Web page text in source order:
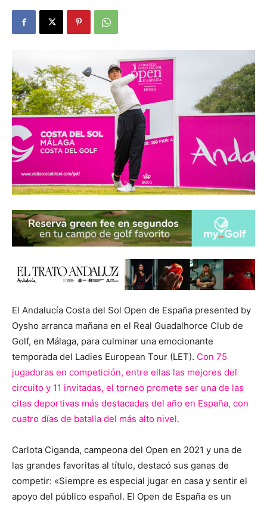
El Andalucía Costa del Sol Open de España presented by
Oysho arranca mañana en el Real Guadalhorce Club de
Golf, en Málaga, para culminar una emocionante
temporada del Ladies European Tour (LET). Con 75
jugadoras en competición, entre ellas las mejores del
circuito y 11 invitadas, el torneo promete ser una de las
citas deportivas más destacadas del año en España, con
cuatro días de batalla del más alto nivel.
Carlota Ciganda, campeona del Open en 2021 y una de
las grandes favoritas al título, destacó sus ganas de
competir: «Siempre es especial jugar en casa y sentir el
apoyo del público español. El Open de España es un